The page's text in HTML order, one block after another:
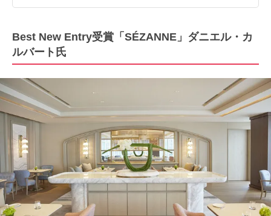
Best New Entry受賞「SÉZANNE」ダニエル・カ
ルバート氏